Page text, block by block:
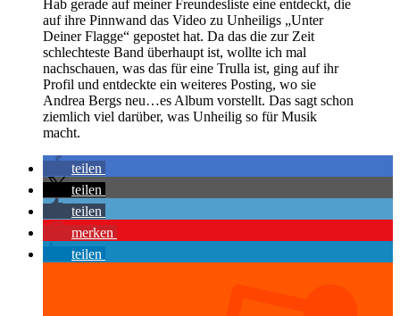
Hab gerade auf meiner Freundesliste eine entdeckt, die
auf ihre Pinnwand das Video zu Unheiligs „Unter
Deiner Flagge“ gepostet hat. Da das die zur Zeit
schlechteste Band überhaupt ist, wollte ich mal
nachschauen, was das für eine Trulla ist, ging auf ihr
Profil und entdeckte ein weiteres Posting, wo sie
Andrea Bergs neu…es Album vorstellt. Das sagt schon
ziemlich viel darüber, was Unheilig so für Musik
macht.
teilen
teilen
teilen
merken
teilen